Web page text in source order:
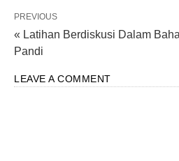
PREVIOUS
« Latihan Berdiskusi Dalam
Pandi
LEAVE A COMMENT